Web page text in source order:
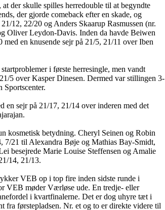
der skulle spilles herredouble til at begyndte
der gjorde comeback efter en skade, og
12, 22/20 og Anders Skaarup Rasmussen (nr.
Oliver Leydon-Davis. Inden da havde Beiwen
en knusende sejr på 21/5, 21/11 over Iben
i første herresingle, men vandt
5 over Kasper Dinesen. Dermed var stillingen 3-
Sportscenter.
en sejr på 21/17, 21/14 over inderen med det
kosmetisk betydning. Cheryl Seinen og Robin
7/21 til Alexandra Bøje og Mathias Bay-Smidt,
besejrede Marie Louise Steffensen og Amalie
14, 21/13.
VEB op i top fire inden sidste runde i
VEB møder Værløse ude. En tredje- eller
i kvartfinalerne. Det er dog uhyre tæt i
fra førstepladsen. Nr. et og to er direkte videre til